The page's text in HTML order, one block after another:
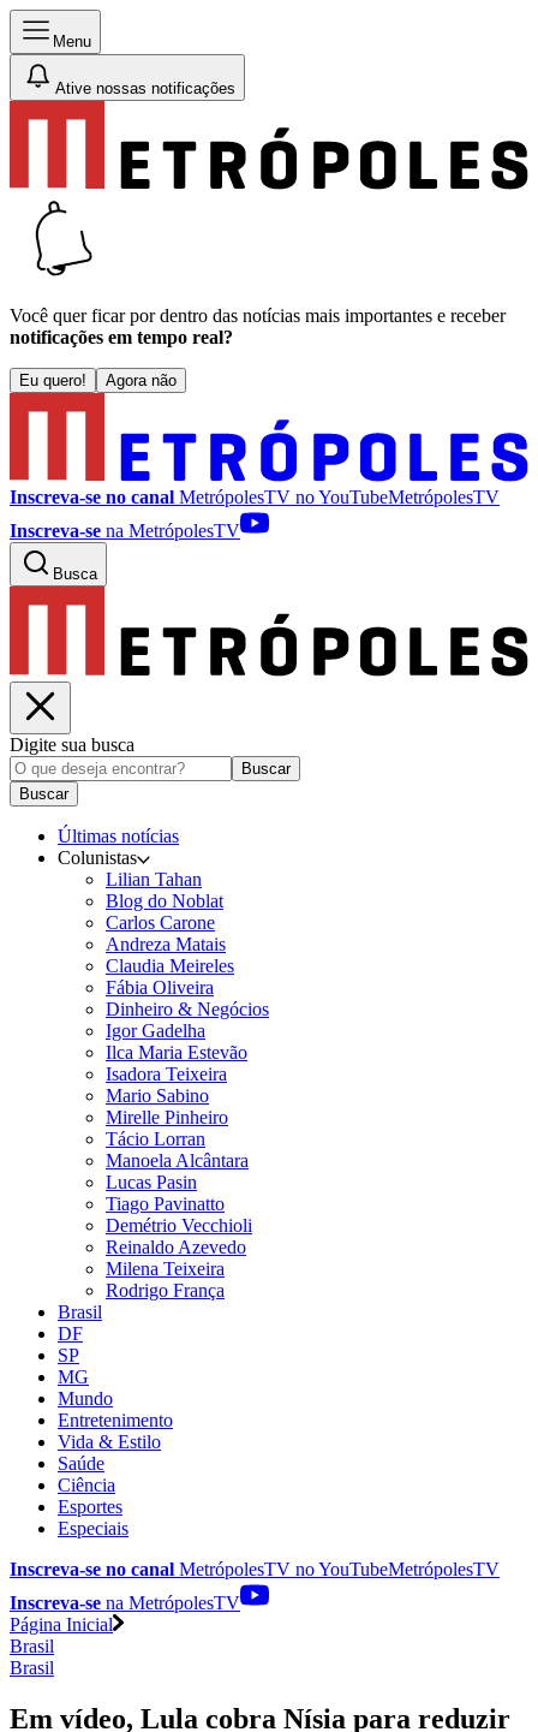
Menu
Ative nossas notificações
Você quer ficar por dentro das notícias mais importantes e receber
notificações em tempo real?
Eu quero! Agora não
Inscreva-se no canal MetrópolesTV noYouTubeMetrópolesTV
Inscreva-se na MetrópolesTV
Busca
Digite sua busca
Buscar
Buscar
Últimas notícias
Colunistas
Lilian Tahan
Blog do Noblat
Carlos Carone
Andreza Matais
Claudia Meireles
Fábia Oliveira
Dinheiro & Negócios
Igor Gadelha
Ilca Maria Estevão
Isadora Teixeira
Mario Sabino
Mirelle Pinheiro
Tácio Lorran
Manoela Alcântara
Lucas Pasin
Tiago Pavinatto
Demétrio Vecchioli
Reinaldo Azevedo
Milena Teixeira
Rodrigo França
Brasil
DF
SP
MG
Mundo
Entretenimento
Vida & Estilo
Saúde
Ciência
Esportes
Especiais
Inscreva-se no canal MetrópolesTV noYouTubeMetrópolesTV
Inscreva-se na MetrópolesTV
Página Inicial
Brasil
Brasil
Em vídeo, Lula cobra Nísia para reduzir